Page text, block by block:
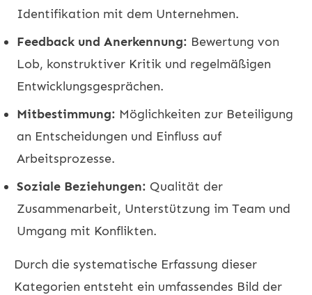
Identifikation mit dem Unternehmen.
Feedback und Anerkennung: Bewertung von
Lob, konstruktiver Kritik und regelmäßigen
Entwicklungsgesprächen.
Mitbestimmung: Möglichkeiten zur Beteiligung
an Entscheidungen und Einfluss auf
Arbeitsprozesse.
Soziale Beziehungen: Qualität der
Zusammenarbeit, Unterstützung im Team und
Umgang mit Konflikten.
Durch die systematische Erfassung dieser
Kategorien entsteht ein umfassendes Bild der